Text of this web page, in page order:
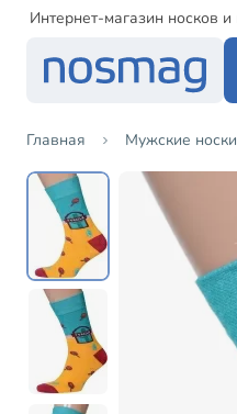
Интернет-магазин носков
Главная Мужские носки